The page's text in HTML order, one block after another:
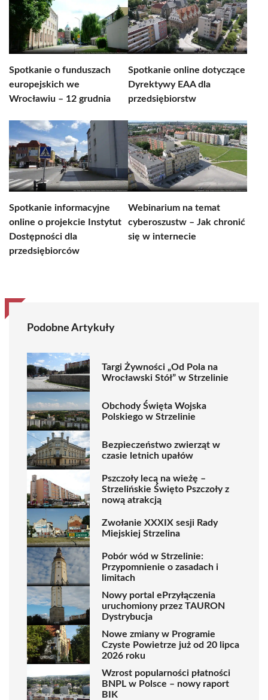
Spotkanie o funduszach
europejskich we
Wrocławiu – 12 grudnia
Spotkanie online dotyczące
Dyrektywy EAA dla
przedsiębiorstw
Spotkanie informacyjne
online o projekcie Instytut
Dostępności dla
przedsiębiorców
Webinarium na temat
cyberoszustw – Jak chronić
się w internecie
Podobne Artykuły
Targi Żywności „Od Pola na
Wrocławski Stół” w Strzelinie
Obchody Święta Wojska
Polskiego w Strzelinie
Bezpieczeństwo zwierząt w
czasie letnich upałów
Pszczoły lecą na wieżę –
Strzelińskie Święto Pszczoły z
nową atrakcją
Zwołanie XXXIX sesji Rady
Miejskiej Strzelina
Pobór wód w Strzelinie:
Przypomnienie o zasadach i
limitach
Nowy portal ePrzyłączenia
uruchomiony przez TAURON
Dystrybucja
Nowe zmiany w Programie
Czyste Powietrze już od 20 lipca
2026 roku
Wzrost popularności płatności
BNPL w Polsce – nowy raport
BIK